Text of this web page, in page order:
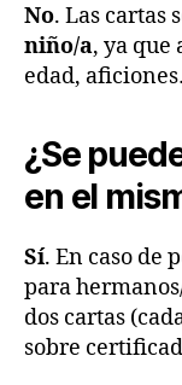
No. Las cartas
niño/a, ya que
edad,
¿Se
en el
Sí. En caso de
para
dos cartas
sobre